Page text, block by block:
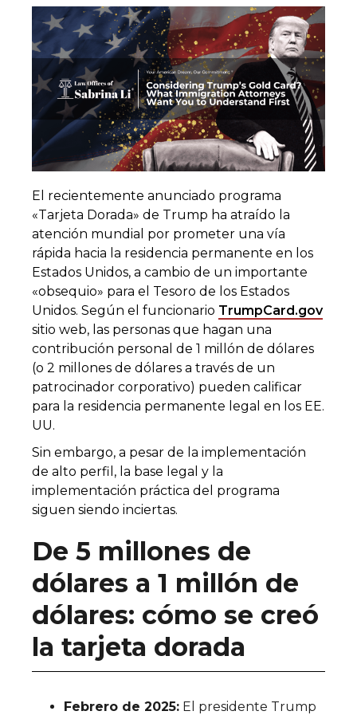
El recientemente anunciado programa
«Tarjeta Dorada» de Trump ha atraído la
atención mundial por prometer una vía
rápida hacia la residencia permanente en los
Estados Unidos, a cambio de un importante
«obsequio» para el Tesoro de los Estados
Unidos. Según el funcionario TrumpCard.gov
sitio web, las personas que hagan una
contribución personal de 1 millón de dólares
(o 2 millones de dólares a través de un
patrocinador corporativo) pueden calificar
para la residencia permanente legal en los EE.
UU.
Sin embargo, a pesar de la implementación
de alto perfil, la base legal y la
implementación práctica del programa
siguen siendo inciertas.
De 5 millones de
dólares a 1 millón de
dólares: cómo se creó
la tarjeta dorada
Febrero de 2025: El presidente Trump